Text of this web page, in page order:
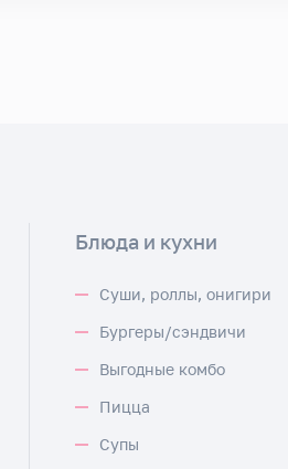
Блюда и кухни
Суши, роллы, онигири
Бургеры/сэндвичи
Выгодные комбо
Пицца
Супы